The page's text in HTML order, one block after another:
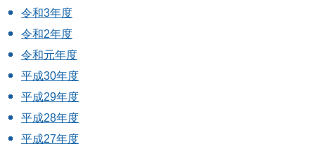
令和3年度
令和2年度
令和元年度
平成30年度
平成29年度
平成28年度
平成27年度